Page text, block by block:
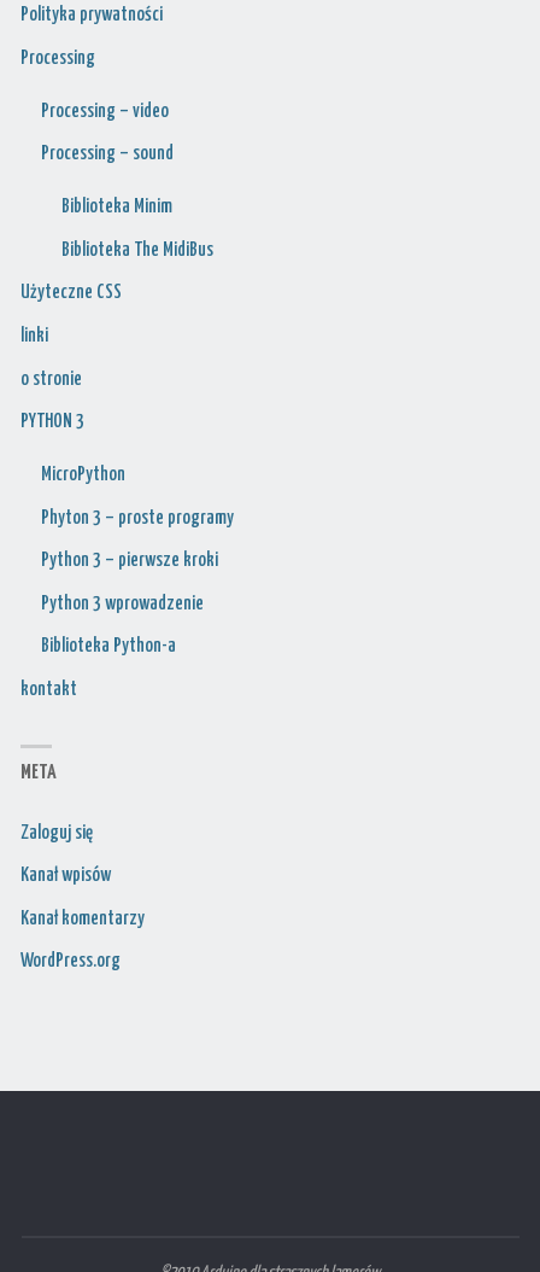
Polityka prywatności
Processing
Processing – video
Processing – sound
Biblioteka Minim
Biblioteka The MidiBus
Użyteczne CSS
linki
o stronie
PYTHON 3
MicroPython
Phyton 3 – proste programy
Python 3 – pierwsze kroki
Python 3 wprowadzenie
Biblioteka Python-a
kontakt
META
Zaloguj się
Kanał wpisów
Kanał komentarzy
WordPress.org